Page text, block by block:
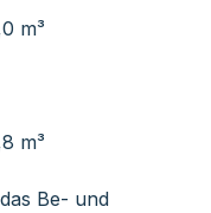
m³
m³
Be- und